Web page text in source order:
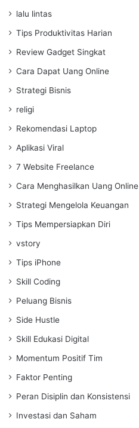
lalu lintas
Tips Produktivitas Harian
Review Gadget Singkat
Cara Dapat Uang Online
Strategi Bisnis
religi
Rekomendasi Laptop
Aplikasi Viral
7 Website Freelance
Cara Menghasilkan Uang Online
Strategi Mengelola Keuangan
Tips Mempersiapkan Diri
vstory
Tips iPhone
Skill Coding
Peluang Bisnis
Side Hustle
Skill Edukasi Digital
Momentum Positif Tim
Faktor Penting
Peran Disiplin dan Konsistensi
Investasi dan Saham